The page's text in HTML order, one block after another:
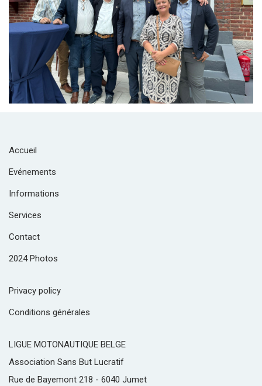
Accueil
Evénements
Informations
Services
Contact
2024 Photos
Privacy policy
Conditions générales
LIGUE MOTONAUTIQUE BELGE
Association Sans But Lucratif
Rue de Bayemont 218 - 6040 Jumet